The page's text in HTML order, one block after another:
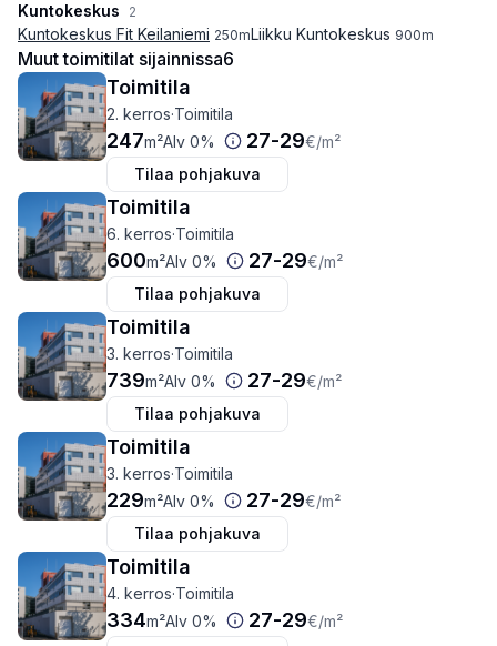
Kuntokeskus 2
Kuntokeskus Fit Keilaniemi 250mLiikku Kuntokeskus 900m
Muut toimitilat sijainnissa6
Toimitila
2. kerros·Toimitila
247m²Alv 0% 27-29€/m²
Tilaa pohjakuva
Toimitila
6. kerros·Toimitila
600m²Alv 0% 27-29€/m²
Tilaa pohjakuva
Toimitila
3. kerros·Toimitila
739m²Alv 0% 27-29€/m²
Tilaa pohjakuva
Toimitila
3. kerros·Toimitila
229m²Alv 0% 27-29€/m²
Tilaa pohjakuva
Toimitila
4. kerros·Toimitila
334m²Alv 0% 27-29€/m²